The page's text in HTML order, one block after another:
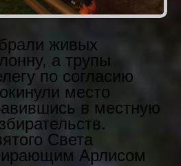
живых
а трупы
по согласию
место
в местную
Света
Арлисом